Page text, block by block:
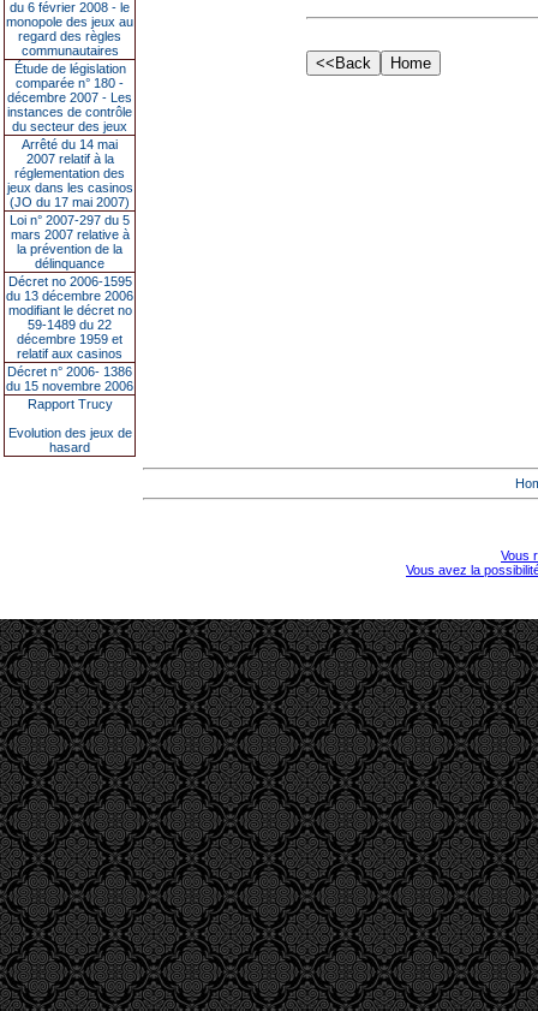
du 6 février 2008 - le
monopole des jeux au
regard des règles
communautaires
Étude de législation
comparée n° 180 -
décembre 2007 - Les
instances de contrôle
du secteur des jeux
Arrêté du 14 mai
2007 relatif à la
réglementation des
jeux dans les casinos
(JO du 17 mai 2007)
Loi n° 2007-297 du 5
mars 2007 relative à
la prévention de la
délinquance
Décret no 2006-1595
du 13 décembre 2006
modifiant le décret no
59-1489 du 22
décembre 1959 et
relatif aux casinos
Décret n° 2006- 1386
du 15 novembre 2006
Rapport Trucy
Evolution des jeux de
hasard
Vous
Vous avez la